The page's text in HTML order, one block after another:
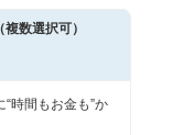
数選択可）
“時間もお金も”か